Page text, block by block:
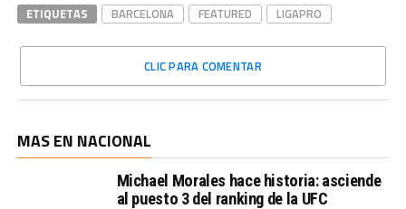
ETIQUETAS BARCELONA FEATURED LIGAPRO
CLIC PARA COMENTAR
MAS EN NACIONAL
Michael Morales hace historia: asciende
al puesto 3 del ranking de la UFC